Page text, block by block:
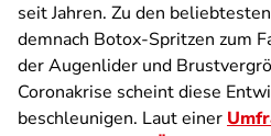
seit Jahren. Zu den
demnach Botox-Spritzen zum
der Augenlider und
Coronakrise scheint diese
beschleunigen. Laut einer